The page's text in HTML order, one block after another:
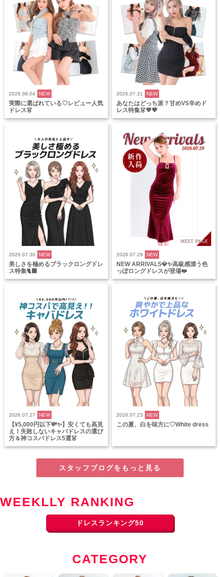
2026.08.04 NEW
実際に選ばれている♡レビュー人気
ドレス👗
2026.07.31 NEW
あなたはどっち派？甘めVS辛めド
レス特集👗💖🖤
2026.07.30 NEW
美しさを極めるブラックロングドレ
ス特集🐈‍⬛
2026.07.29 NEW
NEW ARRIVALS💎✨高級感漂う色
っぽロングドレスが登場❤️
2026.07.27 NEW
【¥5,000円以下💸✨】安くても高見
え！失敗しないキャバドレスの選び
方＆神コスパドレス5選👗
2026.07.23 NEW
この夏、白を味方に♡White dress
スタッフブログをもっと見る
WEEKLLY RANKING
ドレスランキング50
CATEGORY